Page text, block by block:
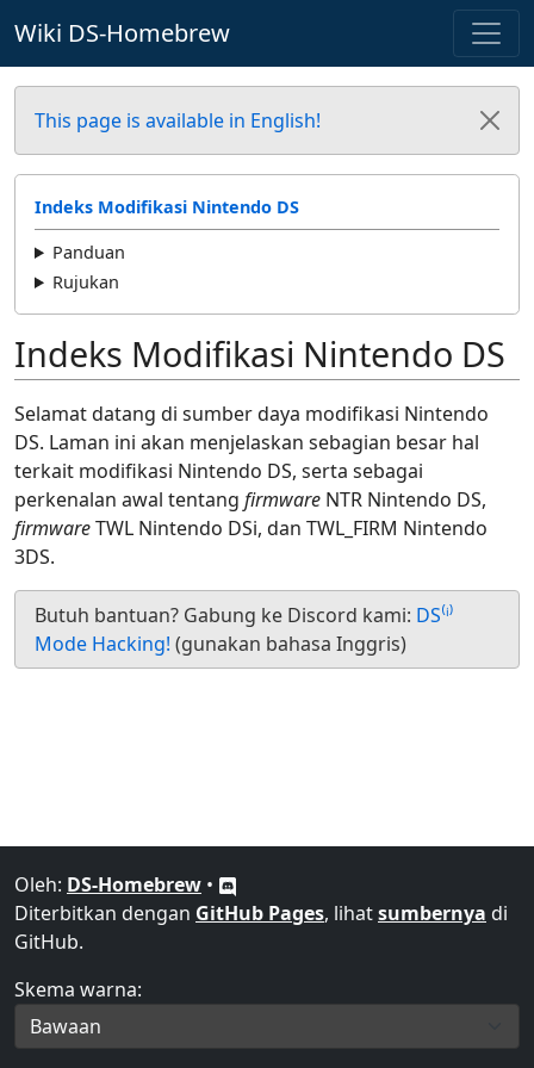
Wiki DS-Homebrew
This page is available in English!
Indeks Modifikasi Nintendo DS
Panduan
Rujukan
Indeks Modifikasi Nintendo DS
Selamat datang di sumber daya modifikasi Nintendo
DS. Laman ini akan menjelaskan sebagian besar hal
terkait modifikasi Nintendo DS, serta sebagai
perkenalan awal tentang firmware NTR Nintendo DS,
firmwareTWL Nintendo DSi, dan TWL_FIRM Nintendo
3DS.
Butuh bantuan? Gabung ke Discord kami: DS⁽ⁱ⁾
Mode Hacking! (gunakan bahasa Inggris)
Oleh: DS-Homebrew •
Diterbitkan dengan GitHub Pages, lihatsumbernya di
GitHub.
Skema warna: